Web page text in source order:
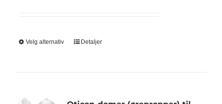
Velg alternativ Detaljer